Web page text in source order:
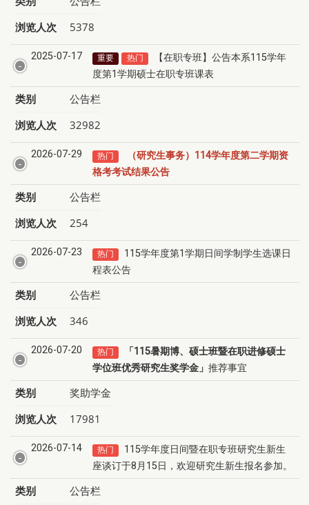
浏览人次
5378
2025-07-17 重要 热门
【在职专班】公告本系115学年
度第1学期硕士在职专班课表
类别
公告栏
浏览人次
32982
2026-07-29 热门
（研究生事务）114学年度第二学期资
格考考试结果公告
类别
公告栏
浏览人次
254
2026-07-23 热门
115学年度第1学期日间学制学生选课日
程表公告
类别
公告栏
浏览人次
346
2026-07-20 热门 「115暑期博、硕士班暨在职进修硕士
学位班优秀研究生奖学金」推荐事宜
类别
奖助学金
浏览人次
17981
2026-07-14 热门
115学年度日间暨在职专班研究生新生
座谈订于8月15日，欢迎研究生新生报名参加。
类别
公告栏